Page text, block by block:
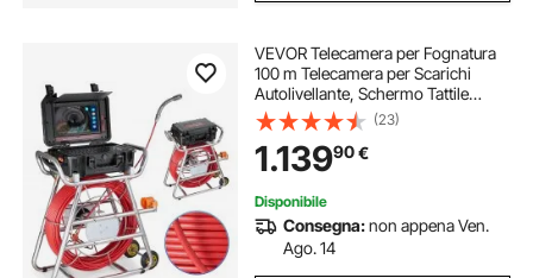
VEVOR Telecamera per Fognatura
100 m Telecamera per Scarichi
Autolivellante, Schermo Tattile
256,54 mm Trasmettitore 512 Hz
Contatore di Distanza, Telecamera
Idraulica a Serpente IP67 con Luci-
12 LED
(23)
1.13990€
Disponibile
Consegna:non appena Ven.
Ago. 14